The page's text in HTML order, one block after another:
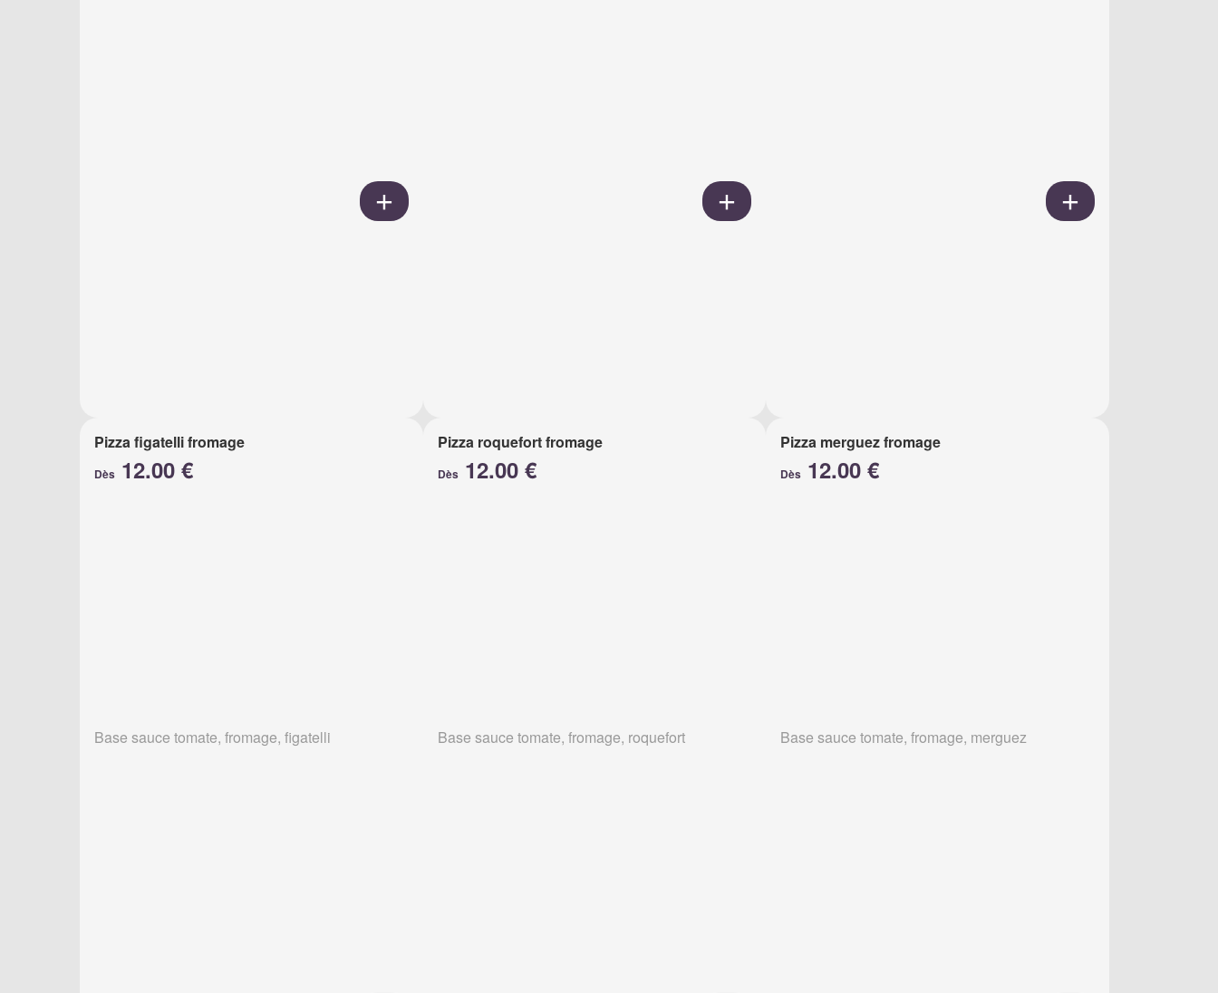
Pizza figatelli fromage
Dès 12.00 €
Base sauce tomate, fromage, figatelli
Pizza roquefort fromage
Dès12.00 €
Base sauce tomate, fromage, roquefort
Pizza merguez fromage
Dès 12.00 €
Base sauce tomate, fromage, merguez